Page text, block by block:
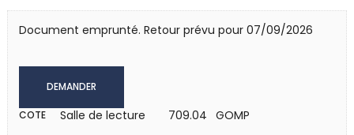
Document emprunté. Retour prévu pour 07/09/2026
DEMANDER
COTE Salle de lecture 709.04 GOMP